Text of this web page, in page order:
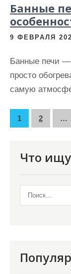
Банные
9 ФЕВРАЛЯ
Банные печи
просто
самую
П
1 2 …
Что